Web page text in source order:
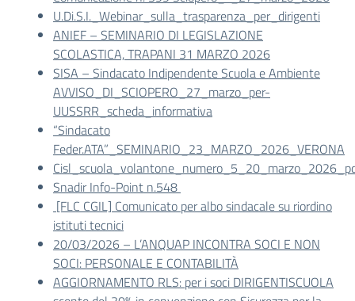
U.Di.S.I._Webinar_sulla_trasparenza_per_dirigenti
ANIEF – SEMINARIO DI LEGISLAZIONE
SCOLASTICA, TRAPANI 31 MARZO 2026
SISA – Sindacato Indipendente Scuola e Ambiente
AVVISO_DI_SCIOPERO_27_marzo_per-
UUSSRR_scheda_informativa
“Sindacato
Feder.ATA”_SEMINARIO_23_MARZO_2026_VERONA
Snadir Info-Point n.548
[FLC CGIL] Comunicato per albo sindacale su riordino
istituti tecnici
20/03/2026 – L’ANQUAP INCONTRA SOCI E NON
SOCI: PERSONALE E CONTABILITÀ
AGGIORNAMENTO RLS: per i soci DIRIGENTISCUOLA